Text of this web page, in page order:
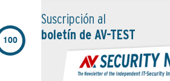
100
Suscripción al
boletín de AV-TEST